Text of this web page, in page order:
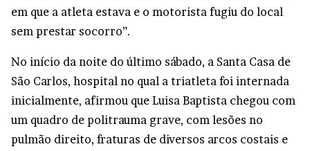
em que a atleta estava e o motorista fugiu do local
sem prestar socorro”.
No início da noite do último sábado, a Santa Casa de
São Carlos, hospital no qual a triatleta foi internada
inicialmente, afirmou que Luisa Baptista chegou com
um quadro de politrauma grave, com lesões no
pulmão direito, fraturas de diversos arcos costais e